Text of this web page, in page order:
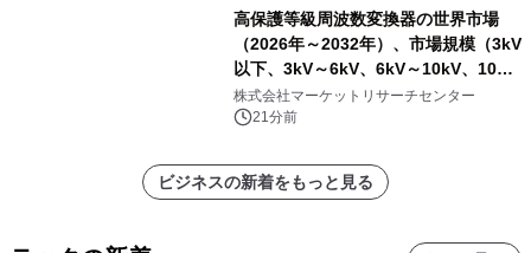
高保護等級周波数変換器の世界市場
（2026年～2032年）、市場規模（3kV
以下、3kV～6kV、6kV～10kV、10kV
超）・分析レポートを発表
株式会社マーケットリサーチセンター
21分前
ビジネスの新着をもっと見る